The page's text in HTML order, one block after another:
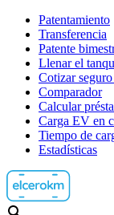
Patentamiento
Transferencia
Patente
Llenar el
Cotizar
Comparador
Calcular
Carga EV en
Tiempo de
Estadísticas